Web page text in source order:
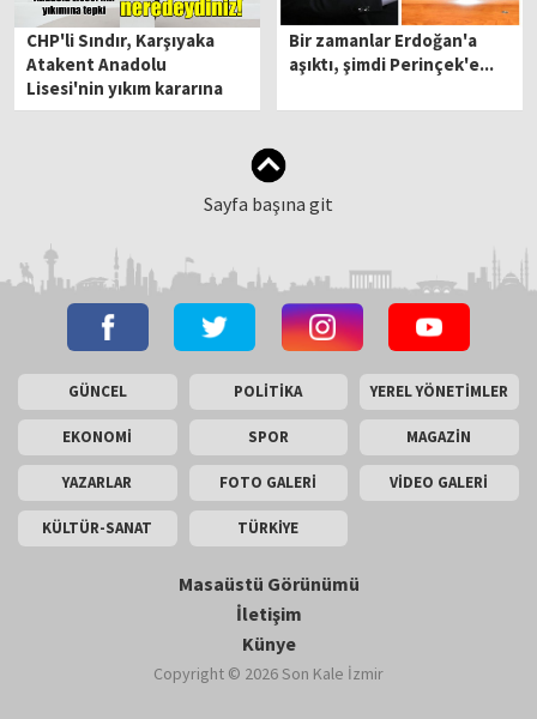
CHP'li Sındır, Karşıyaka
Atakent Anadolu
Lisesi'nin yıkım kararına
tepki gösterdi: 2 YIL
Bir zamanlar Erdoğan'a
aşıktı, şimdi Perinçek'e...
Sayfa başına git
GÜNCEL POLİTİKA YEREL YÖNETİMLER
EKONOMİ SPOR MAGAZİN
YAZARLAR FOTO GALERİ VİDEO GALERİ
KÜLTÜR-SANAT TÜRKİYE
Masaüstü Görünümü
İletişim
Künye
Copyright © 2026 Son Kale İzmir